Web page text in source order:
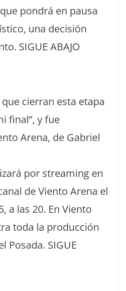
pondrá en pausa
una decisión
SIGUE ABAJO
cierran esta etapa
final”, y fue
Arena, de Gabriel
por streaming en
de Viento Arena el
a las 20. En Viento
toda la producción
Posada. SIGUE